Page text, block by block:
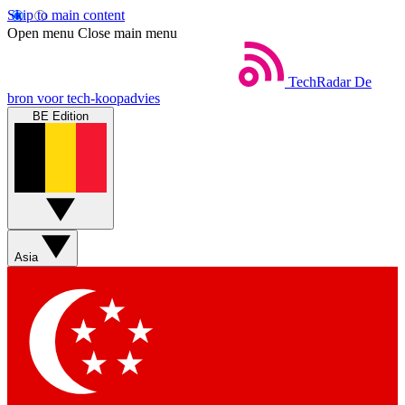
Skip to main content
Open menu Close main menu
TechRadar De
bron voor tech-koopadvies
BE Edition
Asia